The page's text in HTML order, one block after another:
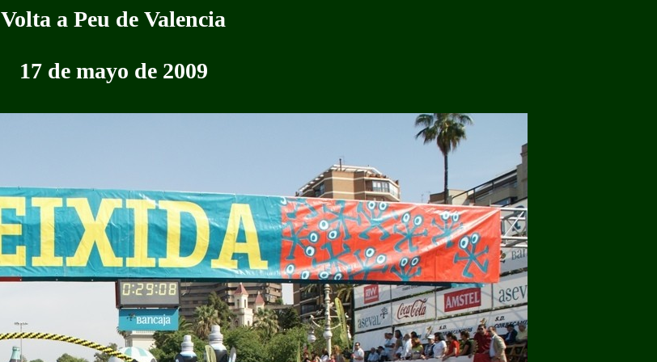
Volta a Peu de Valencia
17 de mayo de 2009